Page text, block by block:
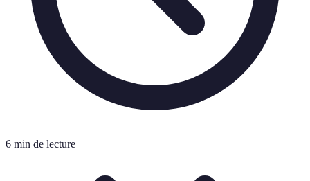
6 min de lecture